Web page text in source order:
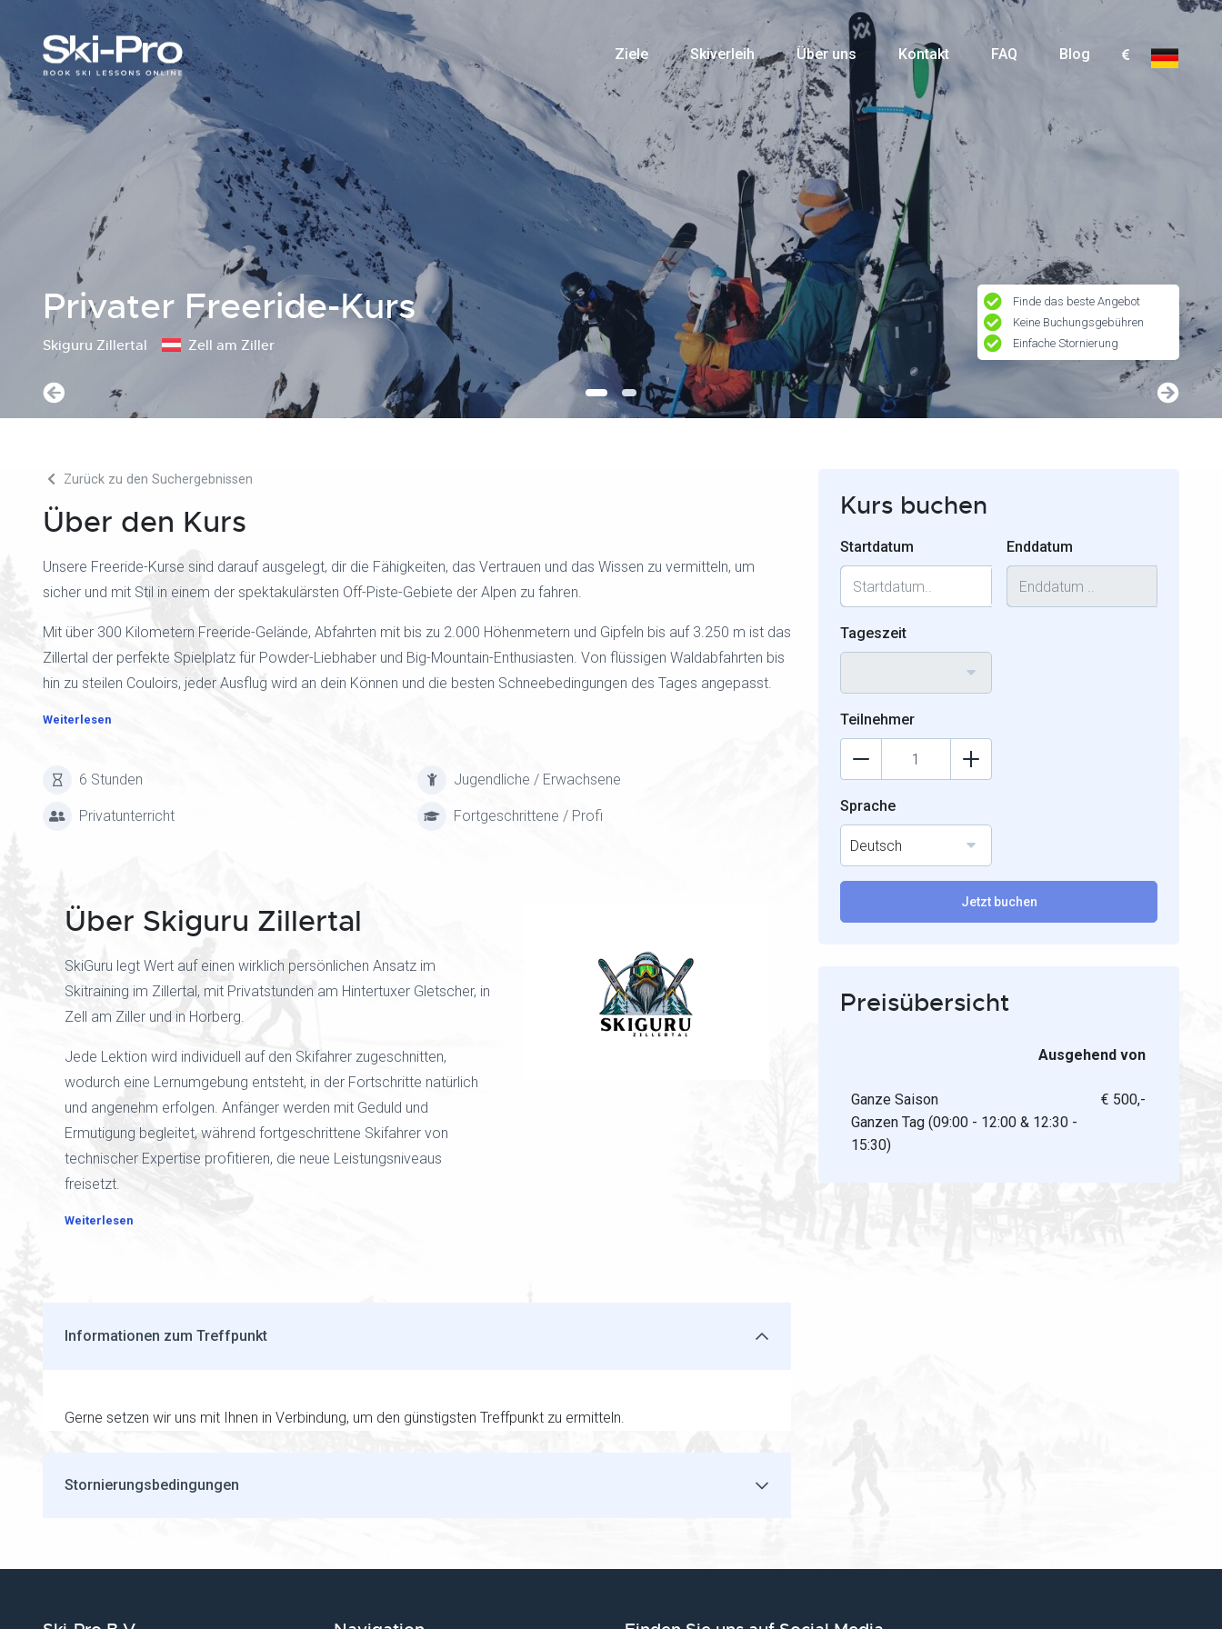
Ziele Skiverleih Über uns Kontakt FAQ Blog
Privater Freeride-Kurs
Skiguru Zillertal Zell am Ziller
Finde das beste Angebot
Keine Buchungsgebühren
Einfache Stornierung
Zurück zu den Suchergebnissen
Über den Kurs
Unsere Freeride-Kurse sind darauf ausgelegt, dir die Fähigkeiten, das Vertrauen und das Wissen zu vermitteln, um
sicher und mit Stil in einem der spektakulärsten Off-Piste-Gebiete der Alpen zu fahren.
Mit über 300 Kilometern Freeride-Gelände, Abfahrten mit bis zu 2.000 Höhenmetern und Gipfeln bis auf 3.250 m ist das
Zillertal der perfekte Spielplatz für Powder-Liebhaber und Big-Mountain-Enthusiasten. Von flüssigen Waldabfahrten bis
hin zu steilen Couloirs, jeder Ausflug wird an dein Können und die besten Schneebedingungen des Tages angepasst.
Weiterlesen
6 Stunden Jugendliche / Erwachsene
Privatunterricht Fortgeschrittene / Profi
Über Skiguru Zillertal
SkiGuru legt Wert auf einen wirklich persönlichen Ansatz im
Skitraining im Zillertal, mit Privatstunden am Hintertuxer Gletscher, in
Zell am Ziller und in Horberg.
Jede Lektion wird individuell auf den Skifahrer zugeschnitten,
wodurch eine Lernumgebung entsteht, in der Fortschritte natürlich
und angenehm erfolgen. Anfänger werden mit Geduld und
Ermutigung begleitet, während fortgeschrittene Skifahrer von
technischer Expertise profitieren, die neue Leistungsniveaus
freisetzt.
Weiterlesen
Kurs buchen
Startdatum Enddatum
Tageszeit
Teilnehmer
Sprache
Deutsch
Jetzt buchen
Preisübersicht
Ausgehend von
Ganze Saison
Ganzen Tag (09:00 - 12:00 & 12:30 -
15:30)
€ 500,-
Informationen zum Treffpunkt
Gerne setzen wir uns mit Ihnen in Verbindung, um den günstigsten Treffpunkt zu ermitteln.
Stornierungsbedingungen